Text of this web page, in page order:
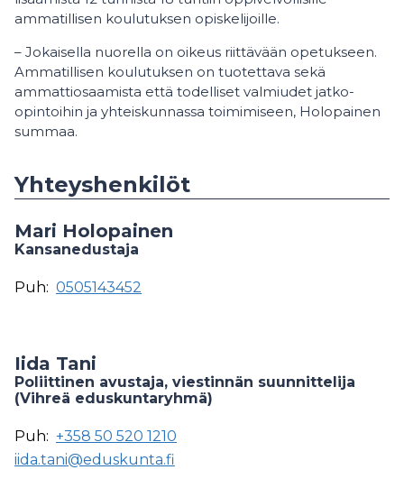
ammatillisen koulutuksen opiskelijoille.
– Jokaisella nuorella on oikeus riittävään opetukseen.
Ammatillisen koulutuksen on tuotettava sekä
ammattiosaamista että todelliset valmiudet jatko-
opintoihin ja yhteiskunnassa toimimiseen, Holopainen
summaa.
Yhteyshenkilöt
Mari Holopainen
Kansanedustaja
Puh: 0505143452
Iida Tani
Poliittinen avustaja, viestinnän suunnittelija
(Vihreä eduskuntaryhmä)
Puh: +358 50 520 1210
iida.tani@eduskunta.fi